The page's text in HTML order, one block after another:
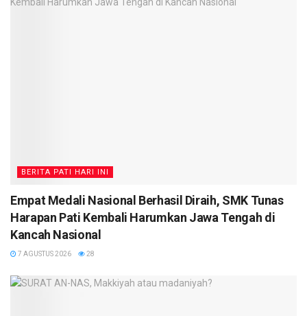
BERITA PATI HARI INI
Empat Medali Nasional Berhasil Diraih, SMK Tunas
Harapan Pati Kembali Harumkan Jawa Tengah di
Kancah Nasional
7 AGUSTUS 2026 28